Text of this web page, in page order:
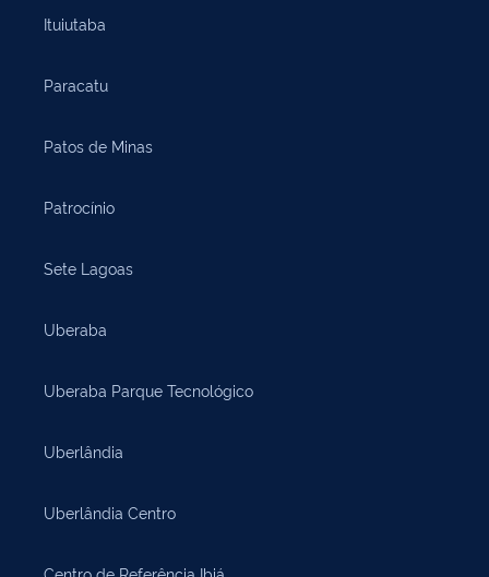
Ituiutaba
Paracatu
Patos de Minas
Patrocínio
Sete Lagoas
Uberaba
Uberaba Parque Tecnológico
Uberlândia
Uberlândia Centro